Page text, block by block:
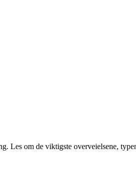
Les om de viktigste overveielsene,